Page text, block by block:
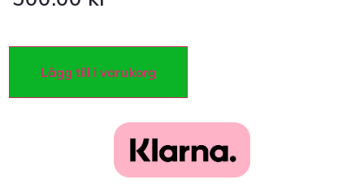
Lägg till i varukorg